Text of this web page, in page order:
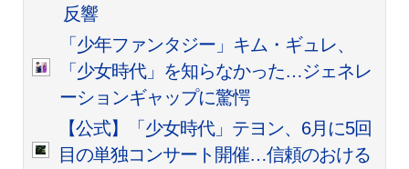
反響
「少年ファンタジー」キム・ギュレ、
「少女時代」を知らなかった…ジェネレ
ーションギャップに驚愕
【公式】「少女時代」テヨン、6月に5回
目の単独コンサート開催…信頼のおける